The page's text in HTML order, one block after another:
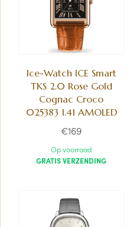
Ice-Watch ICE Smart
TKS 2.0 Rose Gold
Cognac Croco
025383 1.41 AMOLED
€169
Op voorraad
GRATIS VERZENDING